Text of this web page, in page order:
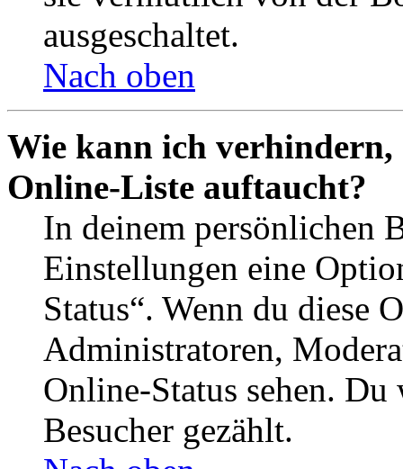
ausgeschaltet.
Nach oben
Wie kann ich verhindern,
Online-Liste auftaucht?
In deinem persönlichen
Einstellungen eine
Status“. Wenn du diese
Administratoren,
Online-Status sehen.
Besucher gezählt.